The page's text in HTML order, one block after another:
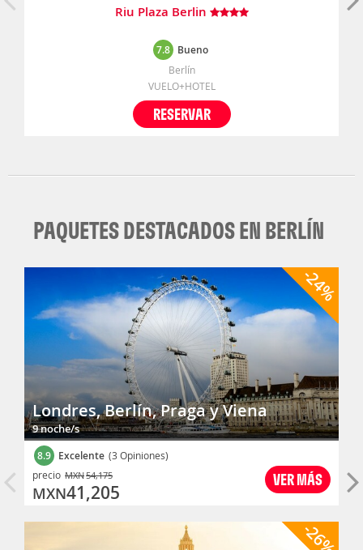
Riu Plaza Berlin
7.8 Bueno
Berlín
VUELO+HOTEL
RESERVAR
PAQUETES DESTACADOS EN BERLÍN
Londres, Berlín, Praga y Viena
9 noche/s
8.9 Excelente (3 Opiniones)
VER MÁS
precio MXN54,175
MXN41,205
-24%
-26%